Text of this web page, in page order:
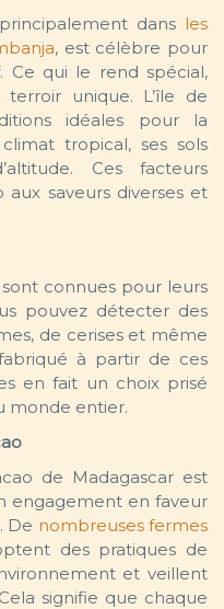
dans les
, est célèbre pour
Ce qui le rend spécial,
unique. L’île de
idéales pour la
tropical, ses sols
Ces facteurs
saveurs diverses et
connues pour leurs
pouvez détecter des
de cerises et même
à partir de ces
en fait un choix prisé
monde entier.
de Madagascar est
engagement en faveur
De nombreuses fermes
des pratiques de
et veillent
signifie que chaque